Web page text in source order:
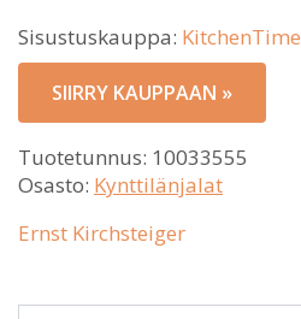
Sisustuskauppa: KitchenTime
SIIRRY KAUPPAAN »
Tuotetunnus: 10033555
Osasto: Kynttilänjalat
Ernst Kirchsteiger